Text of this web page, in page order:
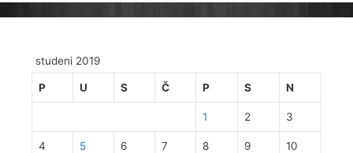
studeni 2019
P U S Č P S N
1 2 3
4 5 6 7 8 9 10